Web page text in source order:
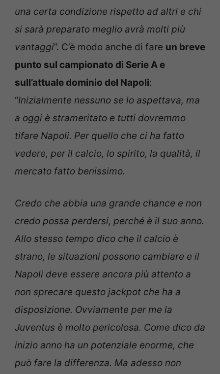
una certa condizione rispetto ad altri e chi
si sarà preparato meglio avrà molti più
vantaggi”. C’è modo anche di fare un breve
punto sul campionato di Serie A e
sull’attuale dominio del Napoli:
“Inizialmente nessuno se lo aspettava, ma
a oggi è strameritato e tutti dovremmo
tifare Napoli. Per quello che ci ha fatto
vedere, per il calcio, lo spirito, la qualità, il
mercato fatto benissimo.
Credo che abbia una grande chance e non
credo possa perdersi, perché è il suo anno.
Allo stesso tempo dico che il calcio è
strano, le situazioni possono cambiare e il
Napoli deve essere ancora più attento a
non sprecare questo jackpot che ha a
disposizione. Ovviamente per me la
Juventus è molto pericolosa. Come dico da
inizio anno ha un potenziale enorme, che
può fare la differenza. Ma adesso non